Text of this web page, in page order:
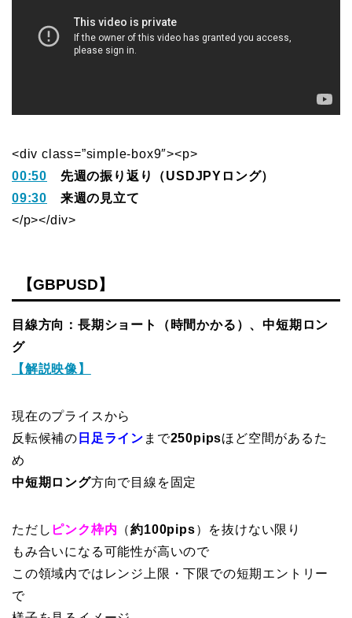
<div class=”simple-box9″><p>
00:50 先週の振り返り（USDJPYロング）
09:30 来週の見立て
</p></div>
【GBPUSD】
目線方向：長期ショート（時間かかる）、中短期ロン
グ
【解説映像】
現在のプライスから
反転候補の 日足ライン まで250pipsほど空間があるた
め
中短期ロング方向で目線を固定
ただし ピンク枠内 （約100pips）を抜けない限り
もみ合いになる可能性が高いので
この領域内ではレンジ上限・下限での短期エントリー
で